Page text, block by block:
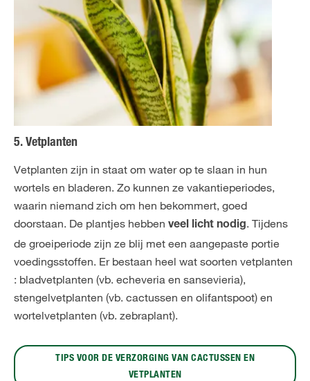
5. Vetplanten
Vetplanten zijn in staat om water op te slaan in hun
wortels en bladeren. Zo kunnen ze vakantieperiodes,
waarin niemand zich om hen bekommert, goed
doorstaan. De plantjes hebben veel licht nodig. Tijdens
de groeiperiode zijn ze blij met een aangepaste portie
voedingsstoffen. Er bestaan heel wat soorten vetplanten
: bladvetplanten (vb. echeveria en sansevieria),
stengelvetplanten (vb. cactussen en olifantspoot) en
wortelvetplanten (vb. zebraplant).
TIPS VOOR DE VERZORGING VAN CACTUSSEN EN
VETPLANTEN